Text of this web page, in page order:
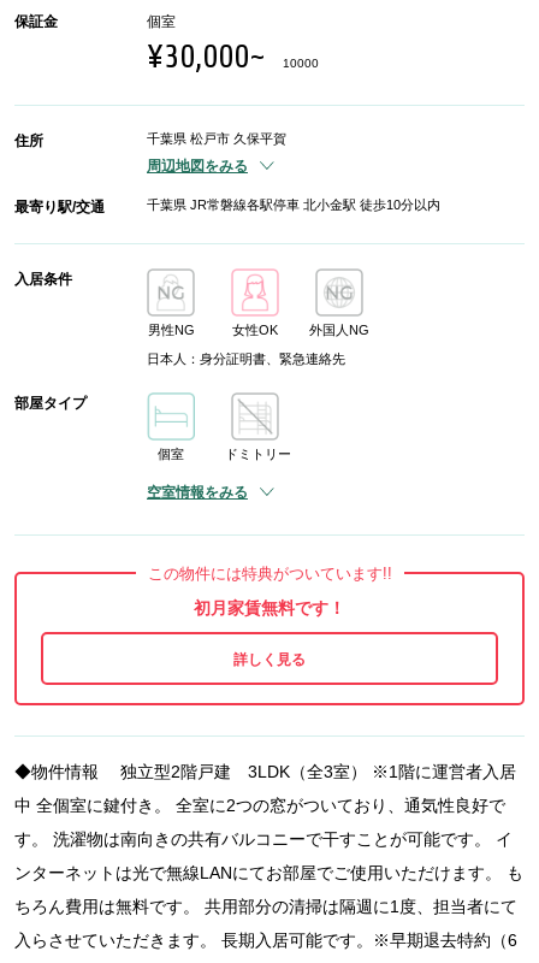
保証金 個室
¥30,000~ 10000
住所 千葉県 松戸市 久保平賀
周辺地図をみる
最寄り駅/交通 千葉県 JR常磐線各駅停車 北小金駅 徒歩10分以内
入居条件
男性NG 女性OK
外国人NG
日本人：身分証明書、緊急連絡先
部屋タイプ
個室 ドミトリー
空室情報をみる
この物件には特典がついています!!
初月家賃無料です！
◆物件情報 独立型2階戸建 3LDK（全3室） ※1階に運営者入居
中 全個室に鍵付き。 全室に2つの窓がついており、通気性良好で
す。 洗濯物は南向きの共有バルコニーで干すことが可能です。 イ
ンターネットは光で無線LANにてお部屋でご使用いただけます。 も
ちろん費用は無料です。 共用部分の清掃は隔週に1度、担当者にて
入らさせていただきます。 長期入居可能です。※早期退去特約（6